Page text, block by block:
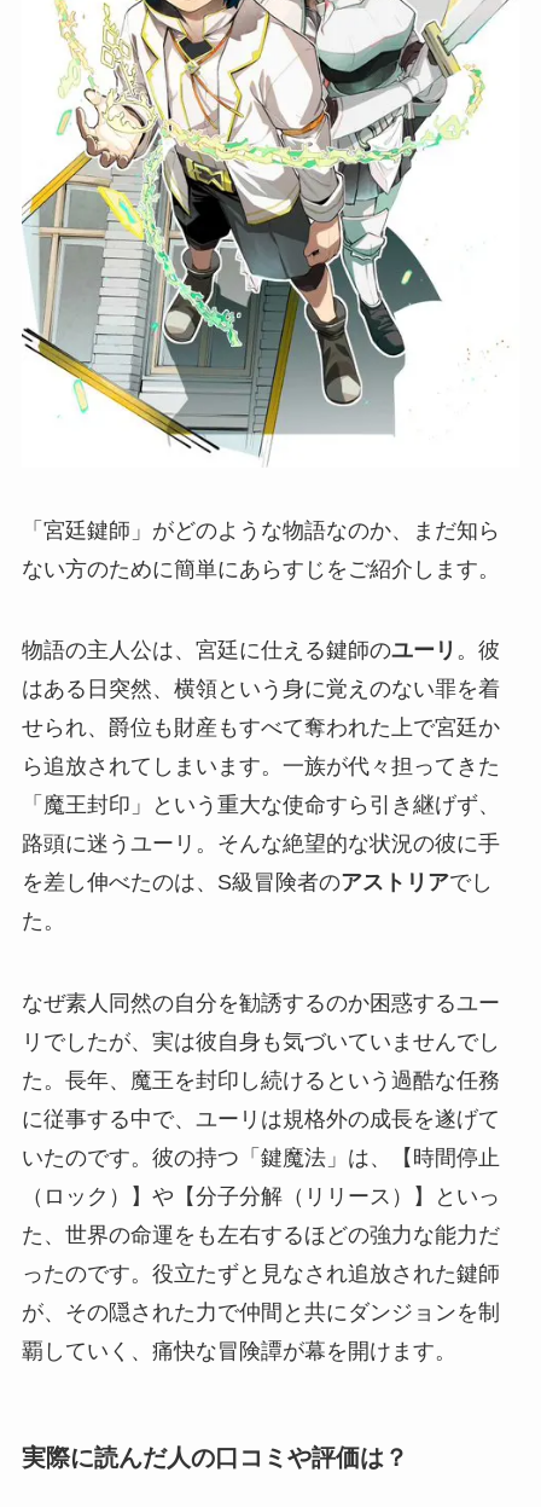
「宮廷鍵師」がどのような物語なのか、まだ知ら
ない方のために簡単にあらすじをご紹介します。
物語の主人公は、宮廷に仕える鍵師のユーリ 。彼
はある日突然、横領という身に覚えのない罪を着
せられ、爵位も財産もすべて奪われた上で宮廷か
ら追放されてしまいます。一族が代々担ってきた
「魔王封印」という重大な使命すら引き継げず、
路頭に迷うユーリ。そんな絶望的な状況の彼に手
を差し伸べたのは、S級冒険者のアストリアでし
た。
なぜ素人同然の自分を勧誘するのか困惑するユー
リでしたが、実は彼自身も気づいていませんでし
た。長年、魔王を封印し続けるという過酷な任務
に従事する中で、ユーリは規格外の成長を遂げて
いたのです。彼の持つ「鍵魔法」は、【時間停止
（ロック）】や【分子分解（リリース）】といっ
た、世界の命運をも左右するほどの強力な能力だ
ったのです。役立たずと見なされ追放された鍵師
が、その隠された力で仲間と共にダンジョンを制
覇していく、痛快な冒険譚が幕を開けます。
実際に読んだ人の口コミや評価は？